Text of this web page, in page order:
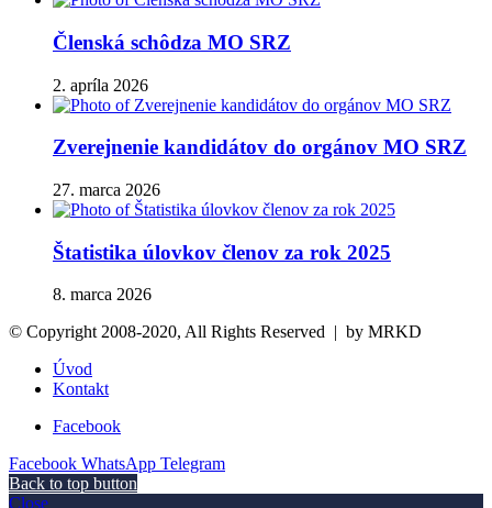
Členská schôdza MO SRZ
2. apríla 2026
Zverejnenie kandidátov do orgánov MO SRZ
27. marca 2026
Štatistika úlovkov členov za rok 2025
8. marca 2026
© Copyright 2008-2020, All Rights Reserved | by MRKD
Úvod
Kontakt
Facebook
Facebook WhatsApp Telegram
Back to top button
Close